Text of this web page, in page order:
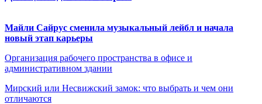
Майли Сайрус сменила музыкальный лейбл и начала
новый этап карьеры
Организация рабочего пространства в офисе и
административном здании
Мирский или Несвижский замок: что выбрать и чем они
отличаются